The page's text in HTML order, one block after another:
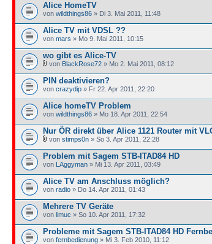
Alice HomeTV
von wildthings86 » Di 3. Mai 2011, 11:48
Alice TV mit VDSL ??
von mars » Mo 9. Mai 2011, 10:15
wo gibt es Alice-TV
von BlackRose72 » Mo 2. Mai 2011, 08:12
PIN deaktivieren?
von crazydip » Fr 22. Apr 2011, 22:20
Alice homeTV Problem
von wildthings86 » Mo 18. Apr 2011, 22:54
Nur ÖR direkt über Alice 1121 Router mit
von stimps0n » So 3. Apr 2011, 22:28
Problem mit Sagem STB-ITAD84 HD
von LAggyman » Mi 13. Apr 2011, 03:49
Alice TV am Anschluss möglich?
von radio » Do 14. Apr 2011, 01:43
Mehrere TV Geräte
von limuc » So 10. Apr 2011, 17:32
Probleme mit Sagem STB-ITAD84 HD
von fernbedienung » Mi 3. Feb 2010, 11:12